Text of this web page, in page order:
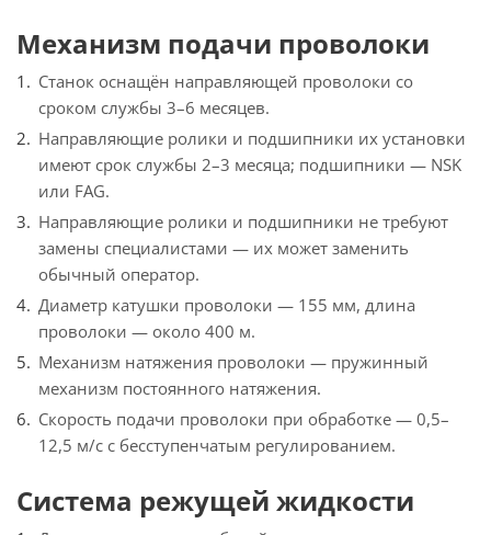
Механизм подачи проволоки
Станок оснащён направляющей проволоки со
сроком службы 3–6 месяцев.
Направляющие ролики и подшипники их установки
имеют срок службы 2–3 месяца; подшипники — NSK
или FAG.
Направляющие ролики и подшипники не требуют
замены специалистами — их может заменить
обычный оператор.
Диаметр катушки проволоки — 155 мм, длина
проволоки — около 400 м.
Механизм натяжения проволоки — пружинный
механизм постоянного натяжения.
Скорость подачи проволоки при обработке — 0,5–
12,5 м/с с бесступенчатым регулированием.
Система режущей жидкости